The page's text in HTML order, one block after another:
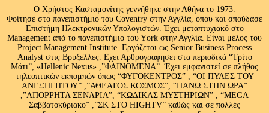
Ο Χρήστος Κασταμονίτης γεννήθηκε στην Αθήνα το 1973.
Φοίτησε στο πανεπιστήμιο του Coventry στην Αγγλία, όπου και σπούδασε
Επιστήμη Ηλεκτρονικών Υπολογιστών. Έχει μεταπτυχιακό στο
Management από το πανεπιστήμιο του Υork στην Αγγλία. Είναι μέλος του
Project Management Institute. Εργάζεται ως Senior Business Process
Analyst στις Βρυξελλες. Εχει Αρθρογραφησει στα περιοδικά “Τρίτο
Μάτι”, «Hellenic Nexus» ,”ΦΑΙΝΟΜΕΝΑ”. Έχει εμφανιστεί σε πλήθος
τηλεοπτικών εκπομπών όπως “ΦΥΓΟΚΕΝΤΡΟΣ” , “ΟΙ ΠΥΛΕΣ ΤΟΥ
ΑΝΕΞΗΓΗΤΟΥ” ,”ΑΘΕΑΤΟΣ ΚΟΣΜΟΣ”, “ΠΑΝΩ ΣΤΗΝ ΩΡΑ”
,”ΑΠΟΡΡΗΤΑ ΣΕΝΑΡΙΑ”, “ΚΩΔΙΚΑΣ ΜΥΣΤΗΡΙΩΝ” , “MEGA
Σαββατοκύριακο” ,”ΣΚ ΣΤΟ HIGHTV” καθώς και σε πολλές